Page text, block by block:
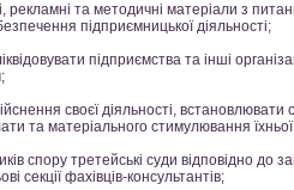
рекламні та методичні матеріали з
підприємницької діяльності;
підприємства та інші
своєї діяльності, встановлювати
та матеріального стимулювання
спору третейські суди відповідно до
секції фахівців-консультантів;